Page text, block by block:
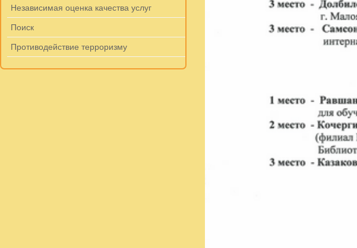
Независимая оценка качества услуг
Поиск
Противодействие терроризму